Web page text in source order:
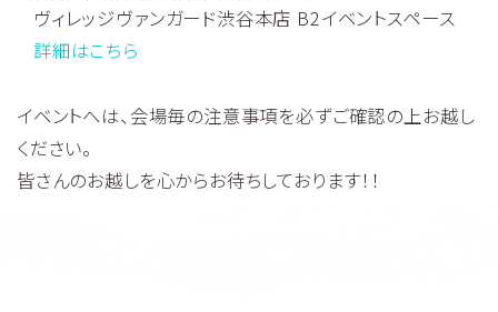
ヴィレッジヴァンガード渋谷本店 B2イベントスペース
詳細はこちら
イベントへは、会場毎の注意事項を必ずご確認の上お越し
ください。
皆さんのお越しを心からお待ちしております！！